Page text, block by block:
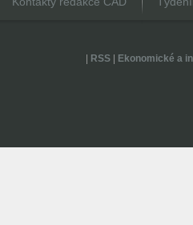
RSS| Ekonomické a